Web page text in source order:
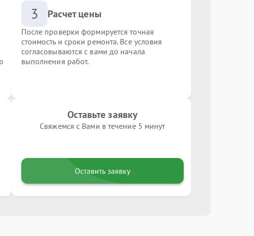
3 Расчет цены
После проверки формируется точная
стоимость и сроки ремонта. Все условия
согласовываются с вами до начала
выполнения работ.
Оставьте заявку
Свяжемся с Вами в течение 5 минут
Оставить заявку